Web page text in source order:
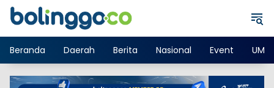
Langsung
Beranda
Daerah Berita Nasional Event